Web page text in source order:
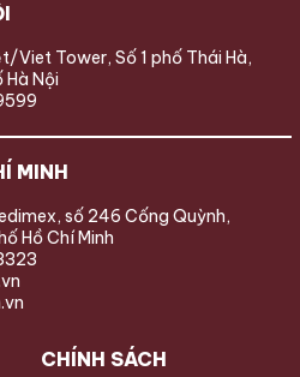
Viet Tower, Số 1 phố Thái Hà,
Nội
MINH
số 246 Cống Quỳnh,
Hồ Chí Minh
CHÍNH SÁCH